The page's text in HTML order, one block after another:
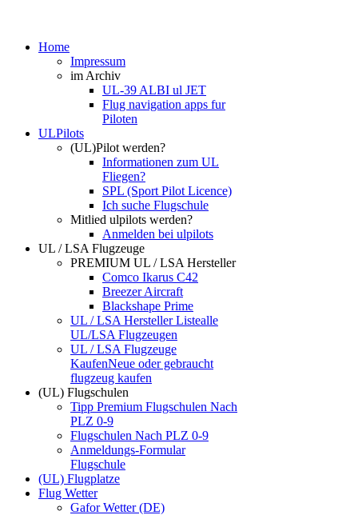
Home
Impressum
im Archiv
UL-39 ALBI ul JET
Flug navigation apps fur
Piloten
ULPilots
(UL)Pilot werden?
Informationen zum UL
Fliegen?
SPL (Sport Pilot Licence)
Ich suche Flugschule
Mitlied ulpilots werden?
Anmelden bei ulpilots
UL / LSA Flugzeuge
PREMIUM UL / LSA Hersteller
Comco Ikarus C42
Breezer Aircraft
Blackshape Prime
UL / LSA Hersteller Listealle
UL/LSA Flugzeugen
UL / LSA Flugzeuge
KaufenNeue oder gebraucht
flugzeug kaufen
(UL) Flugschulen
Tipp Premium Flugschulen Nach
PLZ 0-9
Flugschulen Nach PLZ 0-9
Anmeldungs-Formular
Flugschule
(UL) Flugplatze
Flug Wetter
Gafor Wetter (DE)